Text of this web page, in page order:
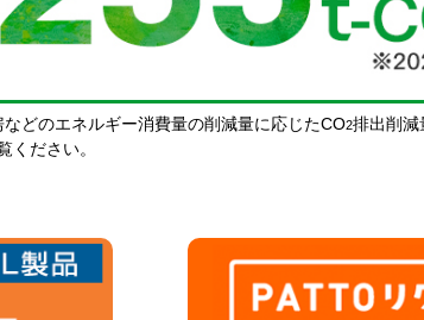
どのエネルギー消費量の削減量に応じたCO2排出削減
ください。